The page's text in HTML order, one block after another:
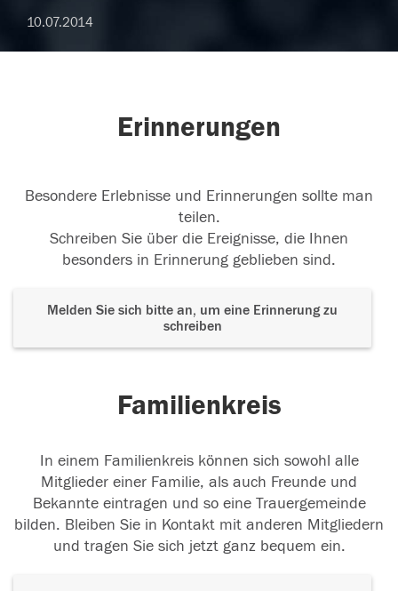
10.07.2014
Erinnerungen
Besondere Erlebnisse und Erinnerungen sollte man
teilen.
Schreiben Sie über die Ereignisse, die Ihnen
besonders in Erinnerung geblieben sind.
Melden Sie sich bitte an, um eine Erinnerung zu
schreiben
Familienkreis
In einem Familienkreis können sich sowohl alle
Mitglieder einer Familie, als auch Freunde und
Bekannte eintragen und so eine Trauergemeinde
bilden. Bleiben Sie in Kontakt mit anderen Mitgliedern
und tragen Sie sich jetzt ganz bequem ein.